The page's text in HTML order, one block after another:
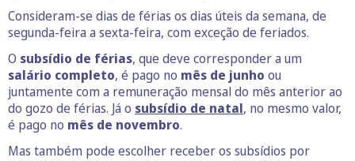
Consideram-se dias de férias os dias úteis da semana, de
segunda-feira a sexta-feira, com exceção de feriados.
O subsídio de férias, que deve corresponder a um
salário completo, é pago no mês de junho ou
juntamente com a remuneração mensal do mês anterior ao
do gozo de férias. Já o subsídio de natal, no mesmo valor,
é pago no mês de novembro.
Mas também pode escolher receber os subsídios por